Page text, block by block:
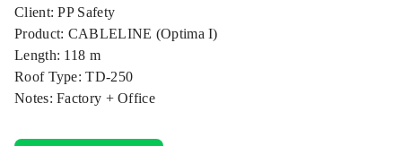
Client: PP Safety
Product: CABLELINE (Optima I)
Length: 118 m
Roof Type: TD-250
Notes: Factory + Office